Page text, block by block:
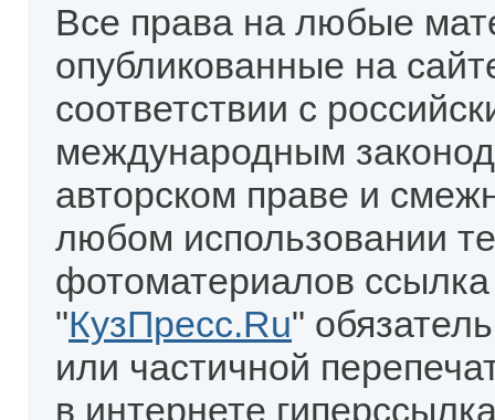
Все права на любые
опубликованные на
соответствии с
международным
авторском праве и
любом использовании
фотоматериалов
"КузПресс.Ru"
или частичной
в интернете